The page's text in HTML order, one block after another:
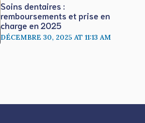
Soins dentaires :
remboursements et prise en
charge en 2025
DÉCEMBRE 30, 2025 AT 11:13 AM